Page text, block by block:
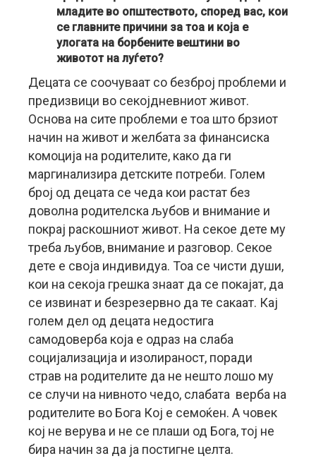
младите во општеството, според вас, кои
се главните причини за тоа и која е
улогата на борбените вештини во
животот на луѓето?
Децата се соочуваат со безброј проблеми и
предизвици во секојдневниот живот.
Основа на сите проблеми е тоа што брзиот
начин на живот и желбата за финансиска
комоција на родителите, како да ги
маргинализира детските потреби. Голем
број од децата се чеда кои растат без
доволна родителска љубов и внимание и
покрај раскошниот живот. На секое дете му
треба љубов, внимание и разговор. Секое
дете е своја индивидуа. Тоа се чисти души,
кои на секоја грешка знаат да се покајат, да
се извинат и безрезервно да те сакаат. Кај
голем дел од децата недостига
самодоверба која е одраз на слаба
социјализација и изолираност, поради
страв на родителите да не нешто лошо му
се случи на нивното чедо, слабата верба на
родителите во Бога Кој е семоќен. А човек
кој не верува и не се плаши од Бога, тој не
бира начин за да ја постигне целта.